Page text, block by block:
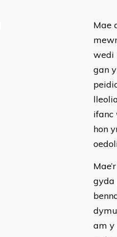
​Mae
wedi
gan
ifanc
hon
gyda
am y